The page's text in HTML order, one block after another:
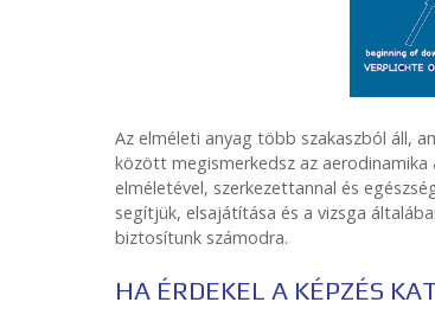
Az elméleti anyag több szakaszból áll,
között megismerkedsz az aerodinamika
elméletével, szerkezettannal és
segítjük, elsajátítása és a vizsga
biztosítunk számodra.
HA ÉRDEKEL A KÉPZÉS